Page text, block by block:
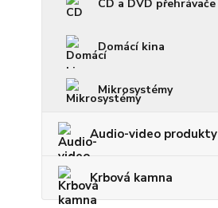
CD a DVD přehrávače
Domácí kina
Mikrosystémy
Audio-video produkty
Krbová kamna